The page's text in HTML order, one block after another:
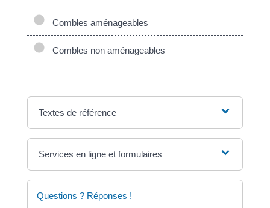
Combles aménageables
Combles non aménageables
Textes de référence
Services en ligne et formulaires
Questions ? Réponses !